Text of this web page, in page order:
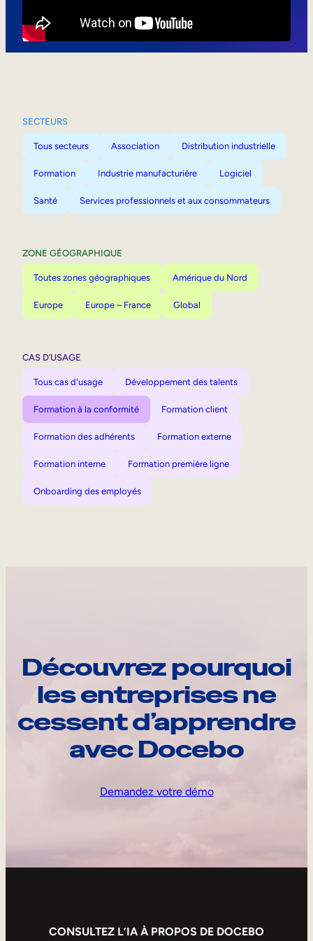
SECTEURS
Tous secteurs Association Distribution industrielle
Formation Industrie manufacturière Logiciel
Santé Services professionnels et aux consommateurs
ZONE GÉOGRAPHIQUE
Toutes zones géographiques Amérique du Nord
Europe Europe – France Global
CAS D’USAGE
Tous cas d'usage Développement des talents
Formation à la conformité Formation client
Formation des adhérents Formation externe
Formation interne Formation première ligne
Onboarding des employés
Découvrez pourquoi
les entreprises ne
cessent d’apprendre
avec Docebo
Demandez votre démo
CONSULTEZ L’IA À PROPOS DE DOCEBO